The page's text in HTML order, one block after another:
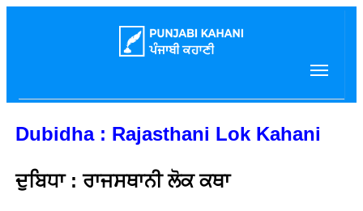
Dubidha : Rajasthani Lok Kahani
ਦੁਬਿਧਾ : ਰਾਜਸਥਾਨੀ ਲੋਕ ਕਥਾ